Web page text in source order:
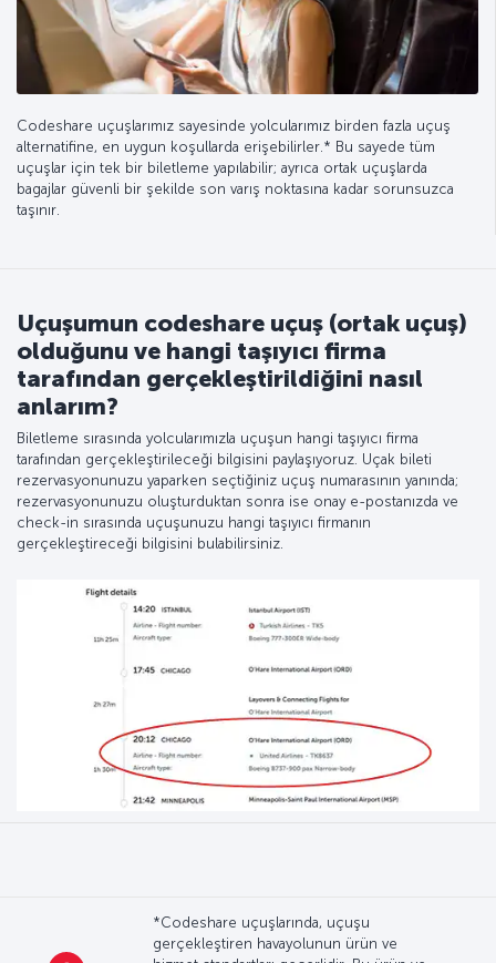
Codeshare uçuşlarımız sayesinde yolcularımız birden fazla uçuş
alternatifine, en uygun koşullarda erişebilirler.* Bu sayede tüm
uçuşlar için tek bir biletleme yapılabilir; ayrıca ortak uçuşlarda
bagajlar güvenli bir şekilde son varış noktasına kadar sorunsuzca
taşınır.
Uçuşumun codeshare uçuş (ortak uçuş)
olduğunu ve hangi taşıyıcı firma
tarafından gerçekleştirildiğini nasıl
anlarım?
Biletleme sırasında yolcularımızla uçuşun hangi taşıyıcı firma
tarafından gerçekleştirileceği bilgisini paylaşıyoruz. Uçak bileti
rezervasyonunuzu yaparken seçtiğiniz uçuş numarasının yanında;
rezervasyonunuzu oluşturduktan sonra ise onay e-postanızda ve
check-in sırasında uçuşunuzu hangi taşıyıcı firmanın
gerçekleştireceği bilgisini bulabilirsiniz.
*Codeshare uçuşlarında, uçuşu
gerçekleştiren havayolunun ürün ve